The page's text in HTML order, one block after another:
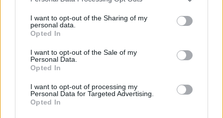
a este sitio y haciendo clic en el botón "Privacidad" en la
parte inferior de la página web.
Please note that this website/app uses one or more Google
services and may gather and store information including but
not limited to your visit or usage behaviour. You may click to
use your data for below specified purposes in below Google
consent section.
I want to opt-out of the Sharing of my
personal data.
Opted In
I want to opt-out of the Sale of my
Personal Data.
Opted In
I want to opt-out of processing my
Personal Data for Targeted Advertising.
Opted In
“Así todos estos objetivos que se incluyen en el
nuevo Estatuto de Autonomía, además de las
cuestiones propiamente institucionales o de gestión
también se introducen en el nuevo estatuto, puedan